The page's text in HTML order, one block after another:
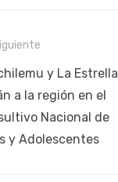
y La Estrella
a la región en el
Nacional de
y Adolescentes